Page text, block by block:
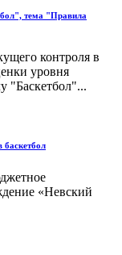
тема "Правила
контроля в
уровня
"Баскетбол"...
«Невский